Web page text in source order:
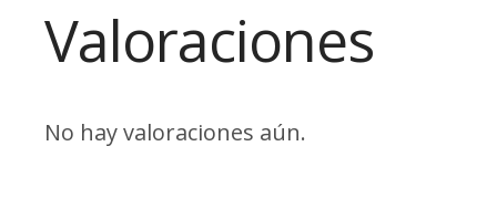
Valoraciones
No hay valoraciones aún.